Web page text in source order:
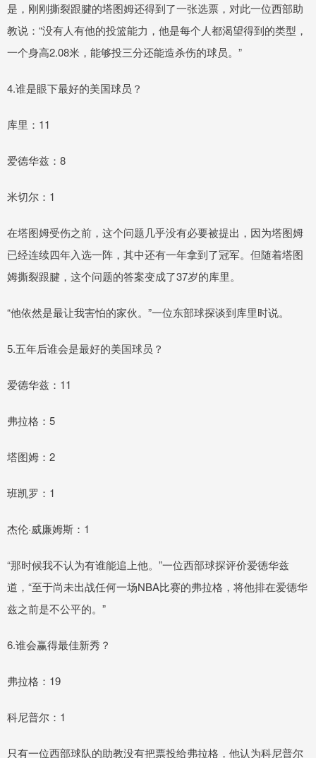
是，刚刚撕裂跟腱的塔图姆还得到了一张选票，对此一位西部助
教说：“没有人有他的投篮能力，他是每个人都渴望得到的类型，
一个身高2.08米，能够投三分还能造杀伤的球员。”
4.谁是眼下最好的美国球员？
库里：11
爱德华兹：8
米切尔：1
在塔图姆受伤之前，这个问题几乎没有必要被提出，因为塔图姆
已经连续四年入选一阵，其中还有一年拿到了冠军。但随着塔图
姆撕裂跟腱，这个问题的答案变成了37岁的库里。
“他依然是最让我害怕的家伙。”一位东部球探谈到库里时说。
5.五年后谁会是最好的美国球员？
爱德华兹：11
弗拉格：5
塔图姆：2
班凯罗：1
杰伦·威廉姆斯：1
“那时候我不认为有谁能追上他。”一位西部球探评价爱德华兹
道，“至于尚未出战任何一场NBA比赛的弗拉格，将他排在爱德华
兹之前是不公平的。”
6.谁会赢得最佳新秀？
弗拉格：19
科尼普尔：1
只有一位西部球队的助教没有把票投给弗拉格，他认为科尼普尔